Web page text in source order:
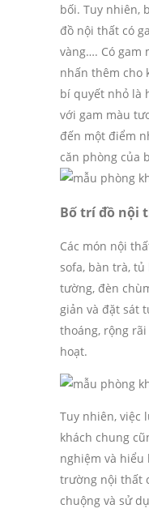
bối. Tuy nhiên,
đồ nội thất có
vàng…. Có gam
nhấn thêm cho
bí quyết nhỏ là
với gam màu
đến một điểm
căn phòng của
Bố trí đồ nội
Các món nội
sofa, bàn trà, tủ
tường, đèn
giản và đặt sát
thoáng, rộng
hoạt.
Tuy nhiên, việc
khách chung
nghiệm và hiểu
trường nội thất
chuộng và sử